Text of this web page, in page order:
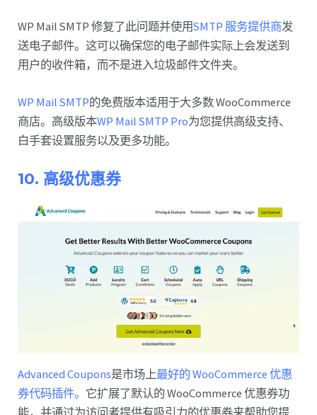
WP Mail SMTP 修复了此问题并使用SMTP 服务提供商发
送电子邮件。这可以确保您的电子邮件实际上会发送到
用户的收件箱，而不是进入垃圾邮件文件夹。
WP Mail SMTP的免费版本适用于大多数 WooCommerce
商店。高级版本WP Mail SMTP Pro为您提供高级支持、
白手套设置服务以及更多功能。
10. 高级优惠券
Advanced Coupons是市场上最好的 WooCommerce 优惠
券代码插件。 它扩展了默认的 WooCommerce 优惠券功
能，并通过为访问者提供有吸引力的优惠券来帮助您提